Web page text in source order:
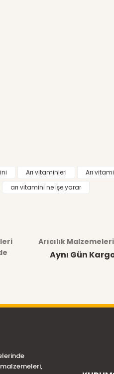
Arı vitaminleri Arı
arı vitamini ne işe yarar
Arıcılık
Aynı Gün
malzemeleri,